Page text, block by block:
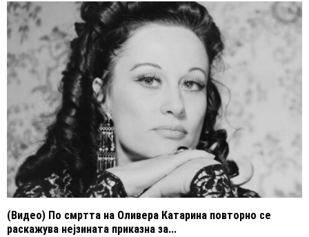
(Видео) По смртта на Оливера Катарина повторно се
раскажува нејзината приказна за...